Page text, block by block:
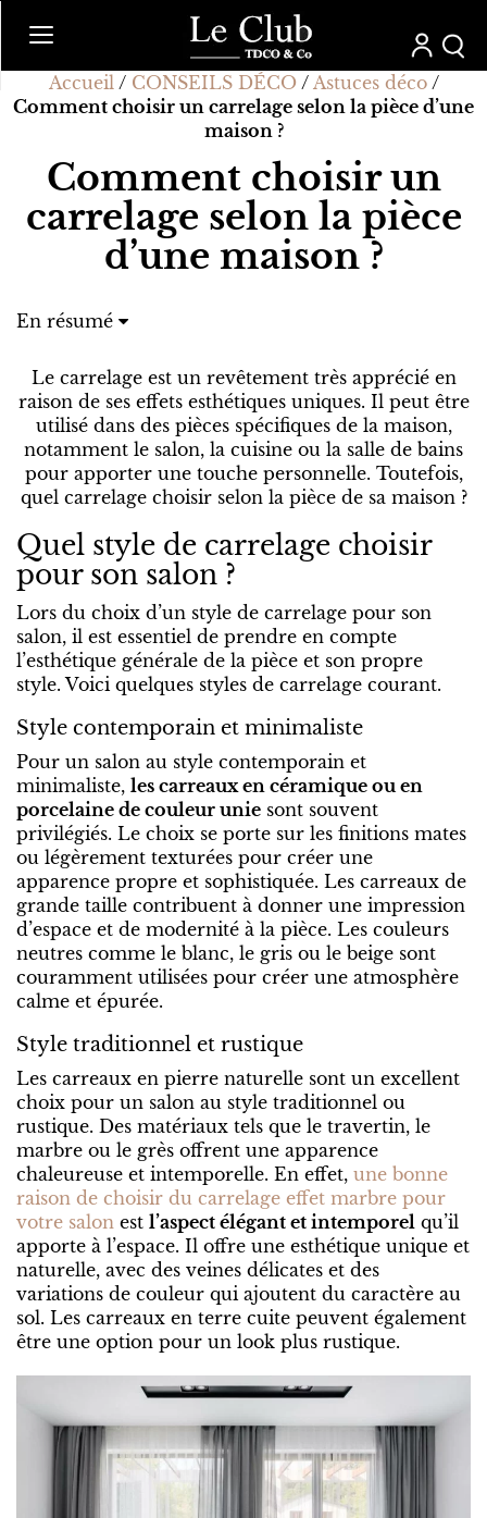
Accueil/ CONSEILS DÉCO/ Astuces déco/
Comment choisir un carrelage selon la pièce d’une
maison ?
Comment choisir un
carrelage selon la pièce
d’une maison ?
En résumé
Le carrelage dans la cuisine : tout est permis !
Choisir des carreaux originaux pour la salle de
bains
Le carrelage est un revêtement très apprécié en
raison de ses effets esthétiques uniques. Il peut être
utilisé dans des pièces spécifiques de la maison,
notamment le salon, la cuisine ou la salle de bains
pour apporter une touche personnelle. Toutefois,
quel carrelage choisir selon la pièce de sa maison ?
Quel style de carrelage choisir
pour son salon ?
Lors du choix d’un style de carrelage pour son
salon, il est essentiel de prendre en compte
l’esthétique générale de la pièce et son propre
style. Voici quelques styles de carrelage courant.
Style contemporain et minimaliste
Pour un salon au style contemporain et
minimaliste, les carreaux en céramique ou en
porcelaine de couleur unie sont souvent
privilégiés. Le choix se porte sur les finitions mates
ou légèrement texturées pour créer une
apparence propre et sophistiquée. Les carreaux de
grande taille contribuent à donner une impression
d’espace et de modernité à la pièce. Les couleurs
neutres comme le blanc, le gris ou le beige sont
couramment utilisées pour créer une atmosphère
calme et épurée.
Style traditionnel et rustique
Les carreaux en pierre naturelle sont un excellent
choix pour un salon au style traditionnel ou
rustique. Des matériaux tels que le travertin, le
marbre ou le grès offrent une apparence
chaleureuse et intemporelle. En effet, une bonne
raison de choisir du carrelage effet marbre pour
votre salon est l’aspect élégant et intemporel qu’il
apporte à l’espace. Il offre une esthétique unique et
naturelle, avec des veines délicates et des
variations de couleur qui ajoutent du caractère au
sol. Les carreaux en terre cuite peuvent également
être une option pour un look plus rustique.